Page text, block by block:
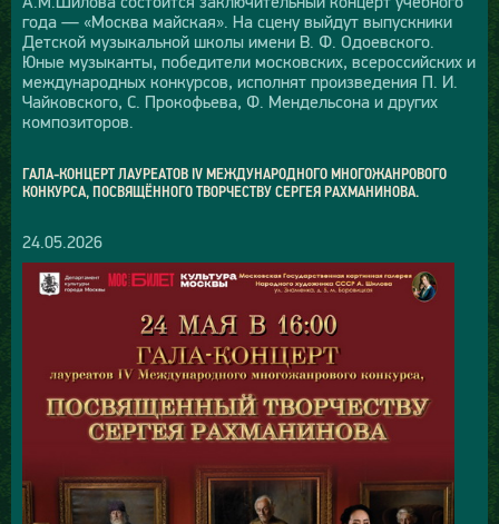
года — «Москва майская». На сцену выйдут выпускники
Детской музыкальной школы имени В. Ф. Одоевского.
Юные музыканты, победители московских, всероссийских и
международных конкурсов, исполнят произведения П. И.
Чайковского, С. Прокофьева, Ф. Мендельсона и других
композиторов.
ГАЛА-КОНЦЕРТ ЛАУРЕАТОВ IV МЕЖДУНАРОДНОГО МНОГОЖАНРОВОГО
КОНКУРСА, ПОСВЯЩЁННОГО ТВОРЧЕСТВУ СЕРГЕЯ РАХМАНИНОВА.
24.05.2026